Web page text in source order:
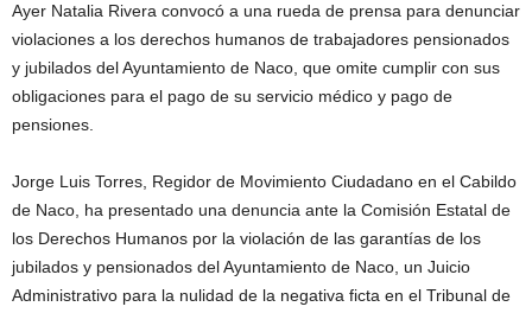
Ayer Natalia Rivera convocó a una rueda de prensa para denunciar
violaciones a los derechos humanos de trabajadores pensionados
y jubilados del Ayuntamiento de Naco, que omite cumplir con sus
obligaciones para el pago de su servicio médico y pago de
pensiones.
Jorge Luis Torres, Regidor de Movimiento Ciudadano en el Cabildo
de Naco, ha presentado una denuncia ante la Comisión Estatal de
los Derechos Humanos por la violación de las garantías de los
jubilados y pensionados del Ayuntamiento de Naco, un Juicio
Administrativo para la nulidad de la negativa ficta en el Tribunal de